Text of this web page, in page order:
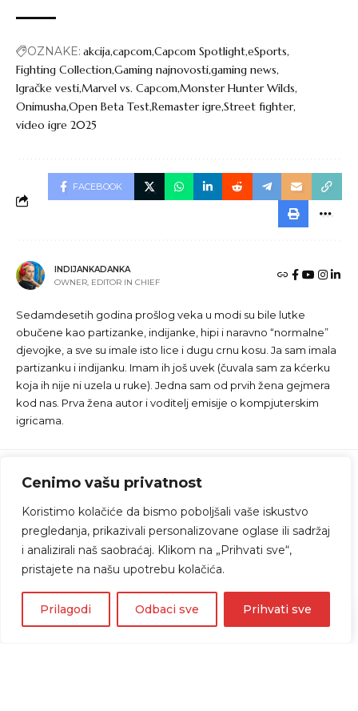
Cenimo vašu privatnost
Koristimo kolačiće da bismo poboljšali vaše iskustvo
pregledanja, prikazivali personalizovane oglase ili sadržaj
i analizirali naš saobraćaj. Klikom na „Prihvati sve“,
pristajete na našu upotrebu kolačića.
Prilagodi Odbaci sve Prihvati sve
OZNAKE: akcijacapcomCapcom SpotlighteSports
Fighting CollectionGaming najnovostigaming news
Igračke vestiMarvel vs. CapcomMonster Hunter Wilds
OnimushaOpen Beta TestRemaster igreStreet fighter
video igre 2025
FACEBOOK
INDIJANKADANKA
OWNER, EDITOR IN CHIEF
Sedamdesetih godina prošlog veka u modi su bile lutke
obučene kao partizanke, indijanke, hipi i naravno “normalne”
djevojke, a sve su imale isto lice i dugu crnu kosu. Ja sam imala
partizanku i indijanku. Imam ih još uvek (čuvala sam za kćerku
koja ih nije ni uzela u ruke). Jedna sam od prvih žena gejmera
kod nas. Prva žena autor i voditelj emisije o kompjuterskim
igricama.